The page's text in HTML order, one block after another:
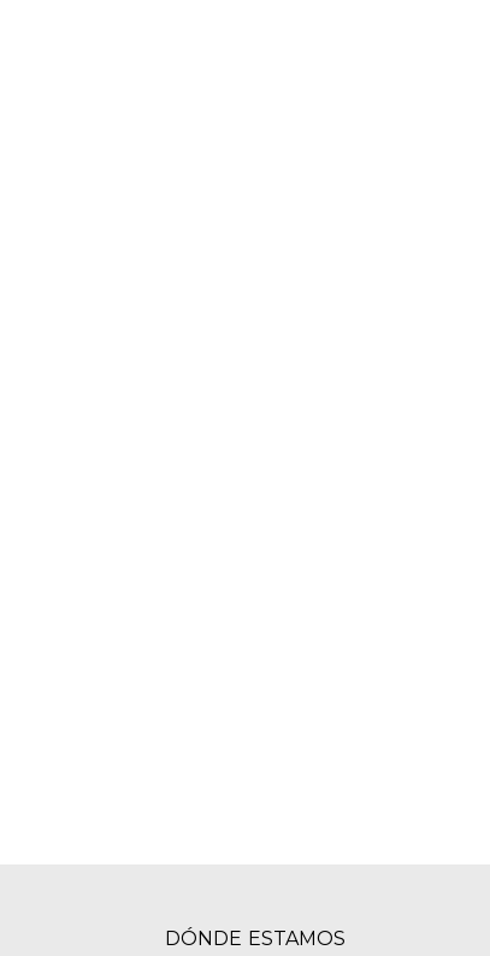
DÓNDE ESTAMOS